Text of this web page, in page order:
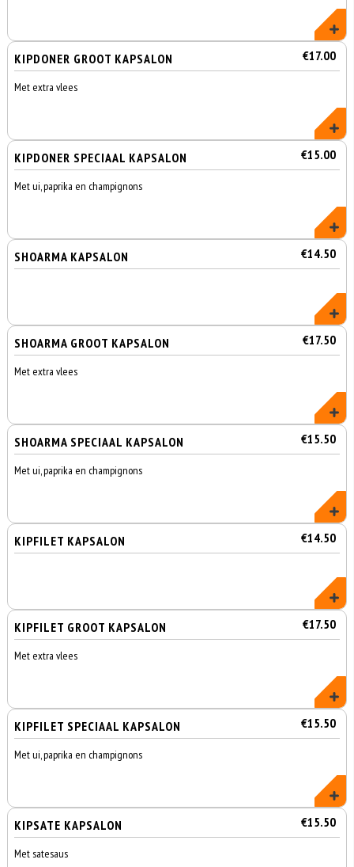
KIPDONER GROOT KAPSALON €17.00
Met extra vlees
KIPDONER SPECIAAL KAPSALON €15.00
Met ui, paprika en champignons
SHOARMA KAPSALON €14.50
SHOARMA GROOT KAPSALON €17.50
Met extra vlees
SHOARMA SPECIAAL KAPSALON €15.50
Met ui, paprika en champignons
KIPFILET KAPSALON €14.50
KIPFILET GROOT KAPSALON €17.50
Met extra vlees
KIPFILET SPECIAAL KAPSALON €15.50
Met ui, paprika en champignons
KIPSATE KAPSALON €15.50
Met satesaus